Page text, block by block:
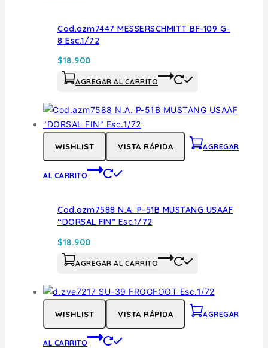
Cod.azm7447 MESSERSCHMITT BF-109 G-
8 Esc.1/72
$18.900
AGREGAR AL CARRITO
WISHLIST VISTA RÁPIDA AGREGAR
AL CARRITO
Cod.azm7588 N.A. P-51B MUSTANG USAAF
“DORSAL FIN” Esc.1/72
$18.900
AGREGAR AL CARRITO
WISHLIST VISTA RÁPIDA AGREGAR
AL CARRITO